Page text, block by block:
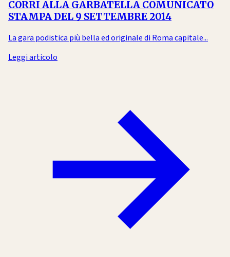
CORRI ALLA GARBATELLA COMUNICATO
STAMPA DEL 9 SETTEMBRE 2014
La gara podistica più bella ed originale di Roma capitale...
Leggi articolo